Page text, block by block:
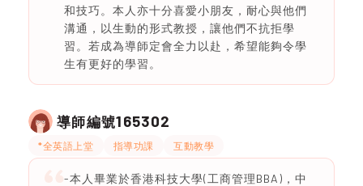
和技巧。本人亦十分喜愛小朋友，耐心與他們
溝通，以生動的形式教授，讓他們不抗拒學
習。若成為導師定會全力以赴，希望能夠令學
生有更好的學習。
導師編號165302
*全英語上堂 指導功課 互動教學
-本人畢業於香港科技大學(工商管理BBA)，中